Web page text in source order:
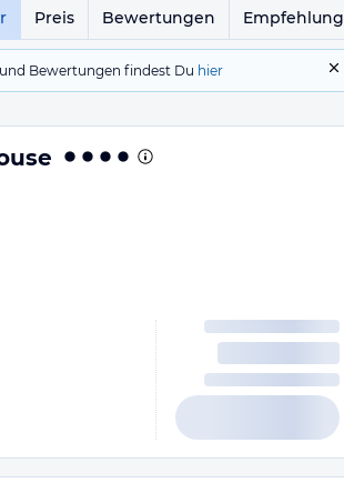
Preis Bewertungen Empfehlung
Bewertungen findest Du hier